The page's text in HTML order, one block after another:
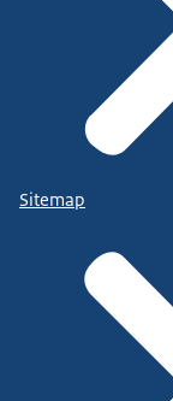
Sitemap